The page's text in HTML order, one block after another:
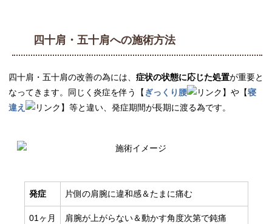
四十肩・五十肩への施術方法
四十肩・五十肩の改善の為には、 症状の状態に応じた処置が重要と
なってきます。同じく炎症を伴う【 ぎっくり腰 】や【寝
違え
】等と違い、発症期間が長期に渡る為です。
発症 片側の肩腕に違和感＆たまに痛む
01ヶ月 肩腕が上がらない＆動かす角度次第で鈍痛